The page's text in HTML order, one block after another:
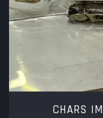
CHARS